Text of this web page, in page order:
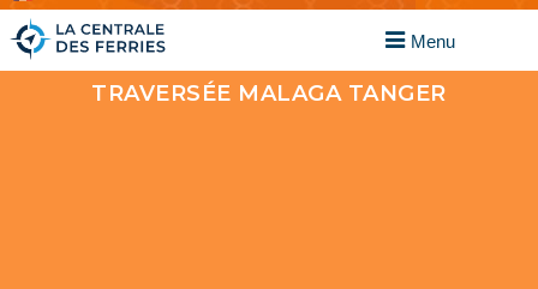
TRAVERSÉE MALAGA TANGER